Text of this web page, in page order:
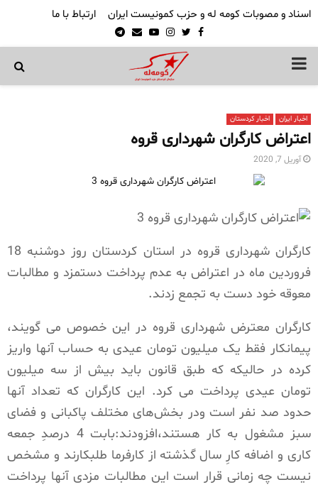
اسناد و مصوبات کومه له و حزب کمونیست ایران ارتباط با ما
Facebook
Twitter
Instagram
Youtube
Email
Telegram
PRIMARY
اخبار ایران اخبار کردستان
اعتراض کارگران شهرداری قروه
آوریل 7, 2020
کارگران شهرداری قروه در استان کردستان روز دوشنبه 18
فروردین ماه در اعتراض به عدم پرداخت دستمزد و مطالبات
معوقه خود دست به تجمع زدند.
کارگران معترض شهرداری قروه در این خصوص می گویند،
پیمانکار فقط یک میلیون تومان عیدی به حساب آنها واریز
کرده در حالیکه که طبق قانون باید بیش از سه میلیون
تومان عیدی پرداخت می کرد. این کارگران که تعداد آنها
حدود صد نفر است ودر بخش‌های مختلف پاکبانی و فضای
سبز مشغول به کار هستند،افزودند:بابت 4 درصدِ جمعه
کاری و اضافه کارِ سال گذشته از کارفرما طلبکارند و مشخص
نیست چه زمانی قرار است این مطالبات مزدی آنها پرداخت